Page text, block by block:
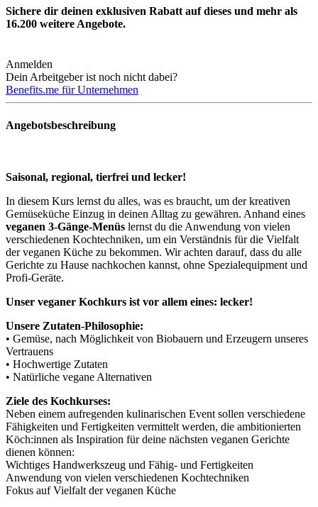
Sichere dir deinen exklusiven Rabatt auf dieses und mehr als
16.200 weitere Angebote.
Anmelden
Dein Arbeitgeber ist noch nicht dabei?
Benefits.me für Unternehmen
Angebotsbeschreibung
Saisonal, regional, tierfrei und lecker!
In diesem Kurs lernst du alles, was es braucht, um der kreativen
Gemüseküche Einzug in deinen Alltag zu gewähren. Anhand eines
veganen 3-Gänge-Menüs lernst du die Anwendung von vielen
verschiedenen Kochtechniken, um ein Verständnis für die Vielfalt
der veganen Küche zu bekommen. Wir achten darauf, dass du alle
Gerichte zu Hause nachkochen kannst, ohne Spezialequipment und
Profi-Geräte.
Unser veganer Kochkurs ist vor allem eines: lecker!
Unsere Zutaten-Philosophie:
• Gemüse, nach Möglichkeit von Biobauern und Erzeugern unseres
Vertrauens
• Hochwertige Zutaten
• Natürliche vegane Alternativen
Ziele des Kochkurses:
Neben einem aufregenden kulinarischen Event sollen verschiedene
Fähigkeiten und Fertigkeiten vermittelt werden, die ambitionierten
Köch:innen als Inspiration für deine nächsten veganen Gerichte
dienen können:
Wichtiges Handwerkszeug und Fähig- und Fertigkeiten
Anwendung von vielen verschiedenen Kochtechniken
Fokus auf Vielfalt der veganen Küche